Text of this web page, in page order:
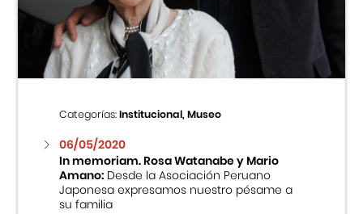
Centro Cultural Peruano Japonés
Cursos
Museo de la Inmigración Japonesa
Fondo Editorial
Teatro Peruano Japonés
Categorías:Institucional, Museo
06/05/2020
In memoriam. Rosa Watanabe y Mario
Amano:Desde la Asociación Peruano
Japonesa expresamos nuestro pésame a
su familia